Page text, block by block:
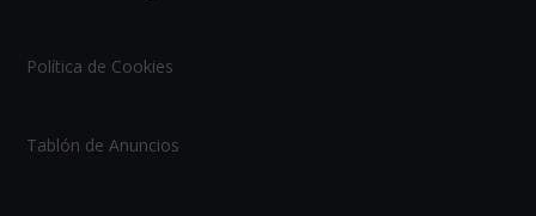
Política de Cookies
Tablón de Anuncios